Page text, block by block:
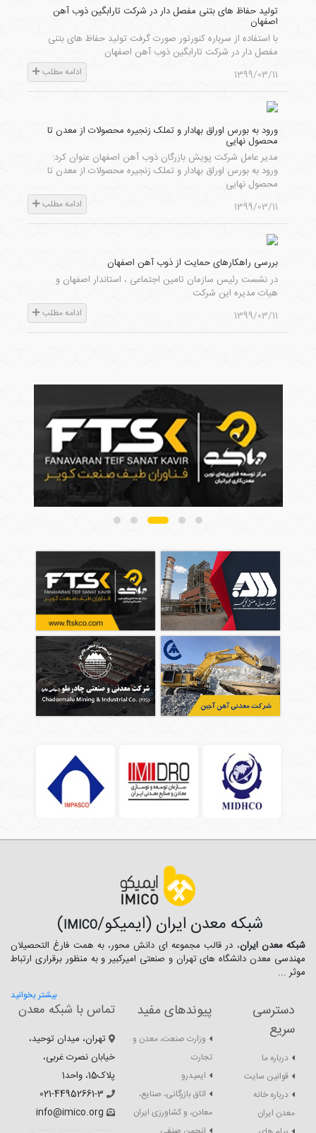
تولید حفاظ های بتنی مفصل دار در شرکت تارابگین ذوب آهن
اصفهان
با استفاده از سرباره کنورتور صورت گرفت تولید حفاظ های بتنی
مفصل دار در شرکت تارابگین ذوب آهن اصفهان
1399/03/11
ادامه مطلب
ورود به بورس اوراق بهادار و تملک زنجیره محصولات از معدن تا
محصول نهایی
مدیر عامل شرکت پویش بازرگان ذوب آهن اصفهان عنوان کرد:
ورود به بورس اوراق بهادار و تملک زنجیره محصولات از معدن تا
محصول نهایی
1399/03/11
ادامه مطلب
بررسی راهکارهای حمایت از ذوب آهن اصفهان
در نشست رئیس سازمان تامین اجتماعی ، استاندار اصفهان و
هیات مدیره این شرکت
1399/03/11
ادامه مطلب
شبکه معدن ایران (ایمیکو/IMICO
)
شبکه معدن ایران، در قالب مجموعه ای دانش محور، به همت فارغ­ التحصیلان
مهندسی معدن دانشگاه ­های تهران و صنعتی امیرکبیر و به منظور برقراری ارتباط
موثر ...
بیشتر بخوانید
دسترسی
سریع
درباره ما
قوانین سایت
درباره خانه
معدن ایران
پیوندهای مفید
وزارت صنعت، معدن و
تجارت
ایمیدرو
اتاق بازرگانی، صنایع،
معادن، و کشاورزی ایران
تماس با شبکه معدن
تهران، میدان توحید،
خیابان نصرت غربی،
پلاک15، واحد1
021-44952661-3
info@imico.org